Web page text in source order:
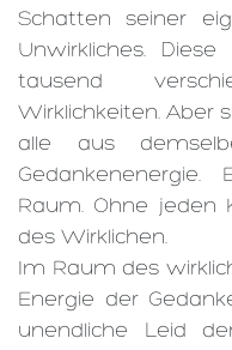
Schatten seiner
Unwirkliches.
tausend
Wirklichkeiten. Aber
alle aus
Raum. Ohne
des Wirklichen.
Im Raum des
Energie der
unendliche Leid